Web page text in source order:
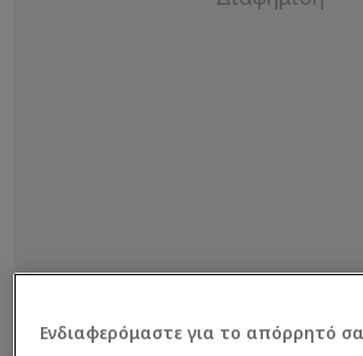
Ενδιαφερόμαστε για το απόρρητό